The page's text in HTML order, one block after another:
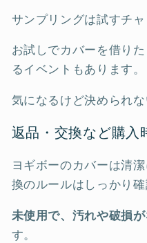
サンプリングは試すチャ
お試しでカバーを借り
るイベントもあります。
気になるけど決められな
返品・交換など購入
ヨギボーのカバーは清
換のルールはしっかり確
未使用で、汚れや破損
す。